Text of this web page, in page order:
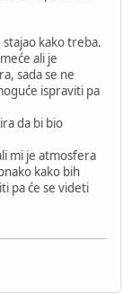
kako treba.
ali je
sada se ne
ispraviti pa
da bi bio
mi je atmosfera
kako bih
pa će se videti